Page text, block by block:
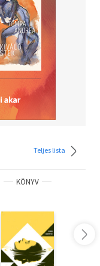
Teljes lista
KÖNYV